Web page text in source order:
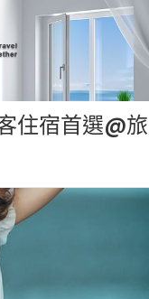
住宿首選@